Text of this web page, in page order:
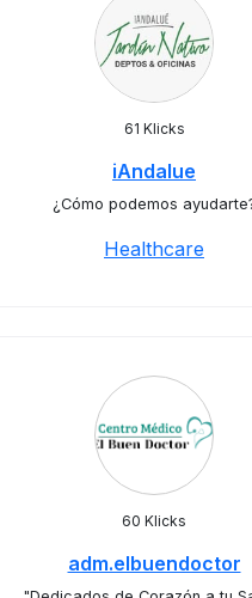
61 Klicks
iAndalue
¿Cómo podemos
Healthcare
60 Klicks
adm.elbuendoctor